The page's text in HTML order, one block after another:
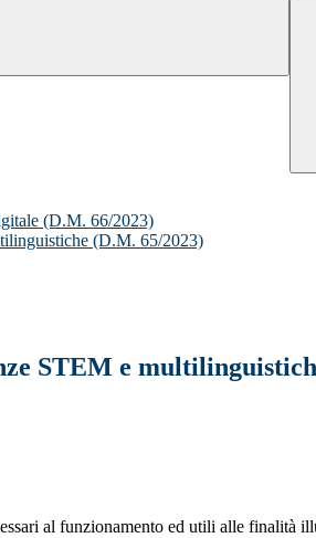
(D.M. 66/2023)
(D.M. 65/2023)
STEM e
al funzionamento ed utili alle finalità